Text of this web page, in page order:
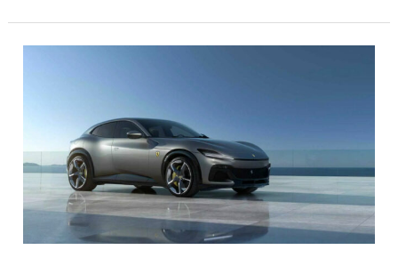
problém
po
novém
roce.
Jen
podnikatelé
nedají